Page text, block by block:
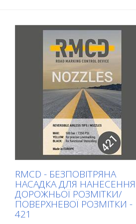
RMCD - БЕЗПОВІТРЯНА
НАСАДКА ДЛЯ НАНЕСЕННЯ
ДОРОЖНЬОЇ РОЗМІТКИ/
ПОВЕРХНЕВОЇ РОЗМІТКИ -
421